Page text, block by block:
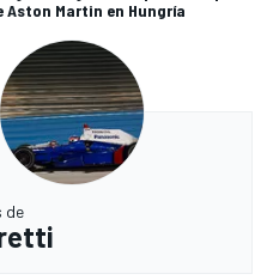
Aston Martin en Hungría
de